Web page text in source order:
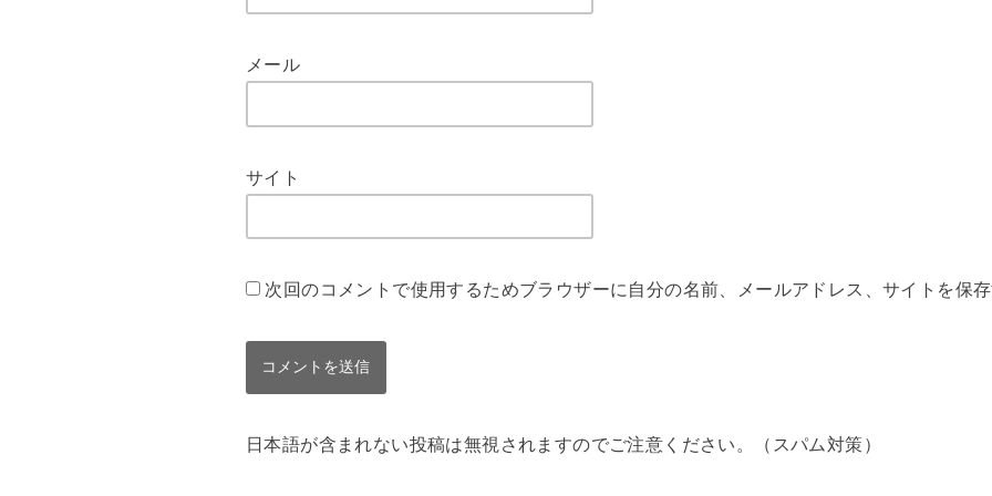
メール
サイト
次回のコメントで使用するためブラウザーに自分の名前、メールアドレス、サイトを保
日本語が含まれない投稿は無視されますのでご注意ください。（スパム対策）